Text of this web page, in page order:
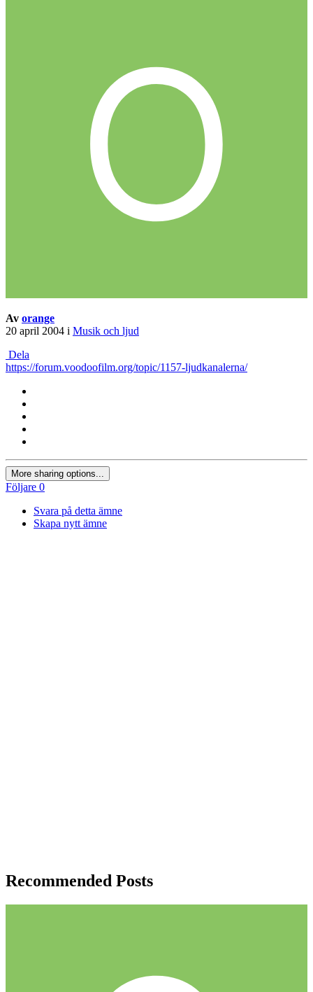
Av orange
20 april 2004 i Musik och ljud
Dela
https://forum.voodoofilm.org/topic/1157-ljudkanalerna/
More sharing options...
Följare 0
Svara på detta ämne
Skapa nytt ämne
Recommended Posts